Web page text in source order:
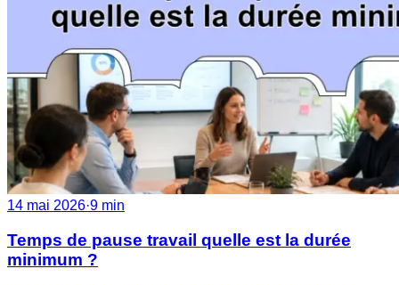
14 mai 2026·9 min
Temps de pause travail quelle est la durée
minimum ?